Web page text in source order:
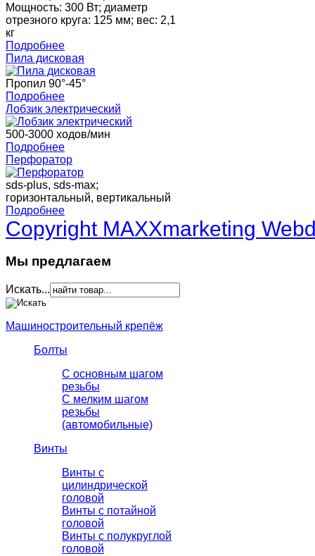
Мощность: 300 Вт; диаметр
отрезного круга: 125 мм; вес: 2,1
кг
Подробнее
Пила дисковая
Пропил 90°-45°
Подробнее
Лобзик электрический
500-3000 ходов/мин
Подробнее
Перфоратор
sds-plus, sds-max;
горизонтальный, вертикальный
Подробнее
Copyright MAXXmarketing
Мы предлагаем
Искать...
Машиностроительный крепёж
Болты
С основным шагом
резьбы
C мелким шагом
резьбы
(автомобильные)
Винты
Винты с
цилиндрической
головой
Винты с потайной
головой
Винты с полукруглой
головой